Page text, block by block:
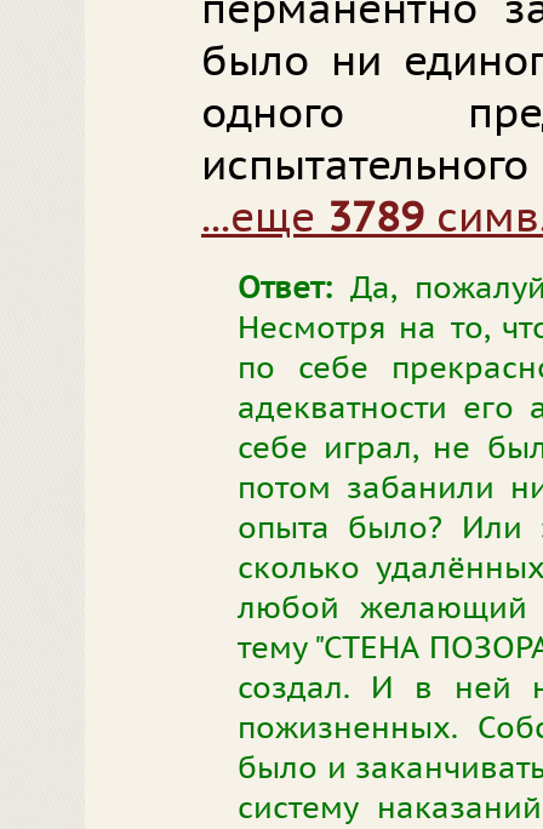
перманентно
было ни
одного
испытательного
...еще 3789
Ответ: Да,
Несмотря на то,
по себе
адекватности его
себе играл, не
потом забанили
опыта было? Или
сколько
любой желающий
тему "СТЕНА
создал. И в ней
пожизненных.
было и
систему